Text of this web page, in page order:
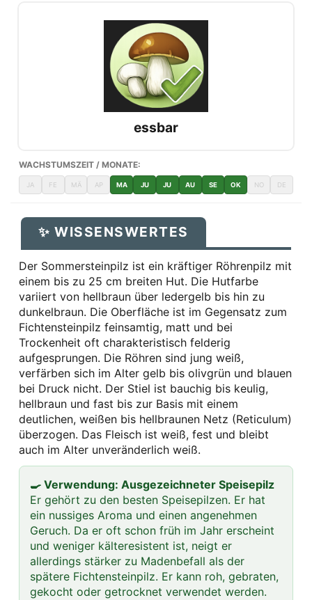
essbar
WACHSTUMSZEIT / MONATE:
JA FE MÄ AP MA JU JU AU SE OK NO DE
✨ WISSENSWERTES
Der Sommersteinpilz ist ein kräftiger Röhrenpilz mit
einem bis zu 25 cm breiten Hut. Die Hutfarbe
variiert von hellbraun über ledergelb bis hin zu
dunkelbraun. Die Oberfläche ist im Gegensatz zum
Fichtensteinpilz feinsamtig, matt und bei
Trockenheit oft charakteristisch felderig
aufgesprungen. Die Röhren sind jung weiß,
verfärben sich im Alter gelb bis olivgrün und blauen
bei Druck nicht. Der Stiel ist bauchig bis keulig,
hellbraun und fast bis zur Basis mit einem
deutlichen, weißen bis hellbraunen Netz (Reticulum)
überzogen. Das Fleisch ist weiß, fest und bleibt
auch im Alter unveränderlich weiß.
🍳 Verwendung: Ausgezeichneter Speisepilz
Er gehört zu den besten Speisepilzen. Er hat
ein nussiges Aroma und einen angenehmen
Geruch. Da er oft schon früh im Jahr erscheint
und weniger kälteresistent ist, neigt er
allerdings stärker zu Madenbefall als der
spätere Fichtensteinpilz. Er kann roh, gebraten,
gekocht oder getrocknet verwendet werden.